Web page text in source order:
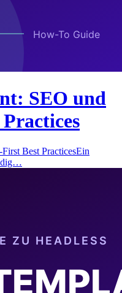
SEO und
Best PracticesEin